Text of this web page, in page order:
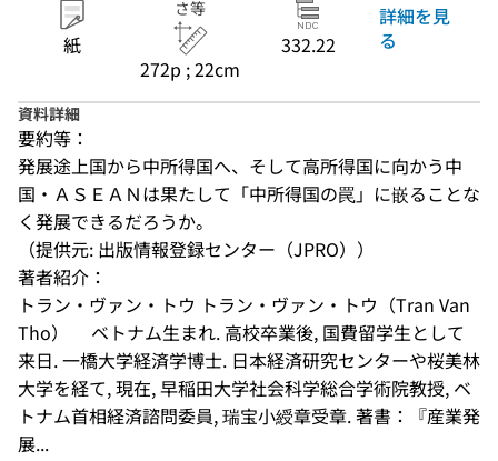
紙
さ等
272p ; 22cm
332.22
詳細を見
る
資料詳細
要約等：
発展途上国から中所得国へ、そして高所得国に向かう中
国・ＡＳＥＡＮは果たして「中所得国の罠」に嵌ることな
く発展できるだろうか。
（提供元: 出版情報登録センター（JPRO））
著者紹介：
トラン・ヴァン・トウ トラン・ヴァン・トウ（Tran Van
Tho）　 ベトナム生まれ. 高校卒業後, 国費留学生として
来日. 一橋大学経済学博士. 日本経済研究センターや桜美林
大学を経て, 現在, 早稲田大学社会科学総合学術院教授, ベ
トナム首相経済諮問委員, 瑞宝小綬章受章. 著書：『産業発
展...